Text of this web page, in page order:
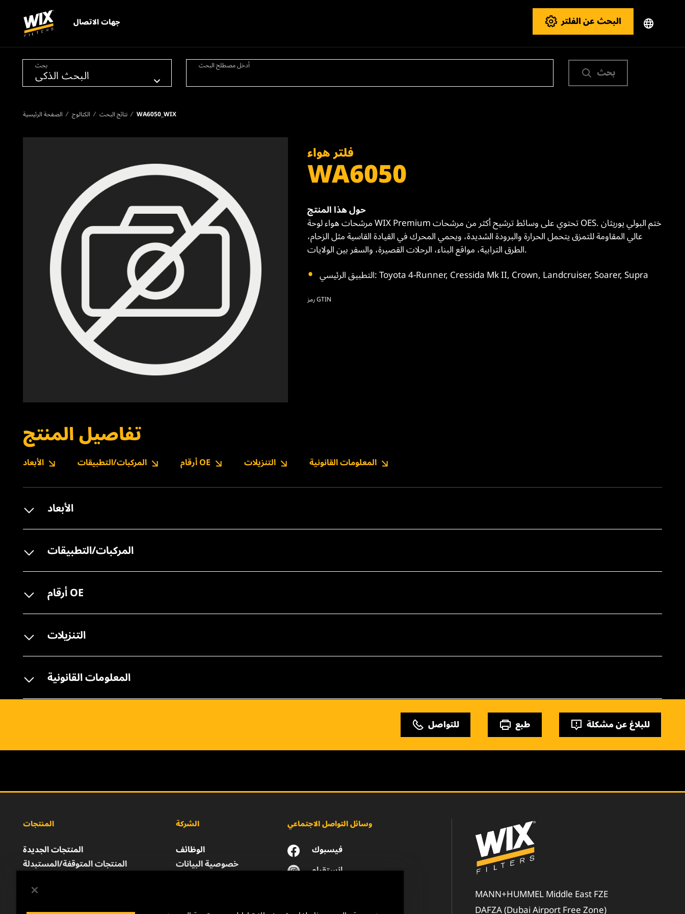
جهات الاتصال البحث عن الفلتر
بحث أدخل مصطلح البحث بحث
الصفحة الرئيسية الكتالوج نتائج البحث WA6050_WIX
فلتر هواء
WA6050
حول هذا المنتج
مرشحات هواء لوحة WIX Premium تحتوي على وسائط ترشيح أكثر من مرشحات OES. ختم البولي يوريثان
عالي المقاومة للتمزق يتحمل الحرارة والبرودة الشديدة، ويحمي المحرك في القيادة القاسية مثل الزحام،
الطرق الترابية، مواقع البناء، الرحلات القصيرة، والسفر بين الولايات.
التطبيق الرئيسي: Toyota 4-Runner, Cressida Mk II, Crown, Landcruiser, Soarer, Supra
رمز GTIN
تفاصيل المنتج
الأبعاد المركبات/التطبيقات أرقام OE التنزيلات المعلومات القانونية
الأبعاد
المركبات/التطبيقات
أرقام OE
التنزيلات
المعلومات القانونية
للتواصل طبع للبلاغ عن مشكلة
المنتجات
المنتجات الجديدة
المنتجات المتوقفة/المستبدلة
الشركة
الوظائف
خصوصية البيانات
وسائل التواصل الاجتماعي
فيسبوك
انستقرام
MANN+HUMMEL Middle East FZE